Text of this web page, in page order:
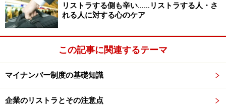
いずれも職場環境は一気に悪化してしまいます
具体的には、次のような6類型に区分されます。自社で
類する行為が起きていたり、起こるような恐れのある行
為はありませんか。いずれも働く従業員の尊厳や人格を
傷つける行為です。
リストラする側も辛い……リストラする人・さ
れる人に対する心のケア
この記事に関連するテーマ
マイナンバー制度の基礎知識
企業のリストラとその注意点